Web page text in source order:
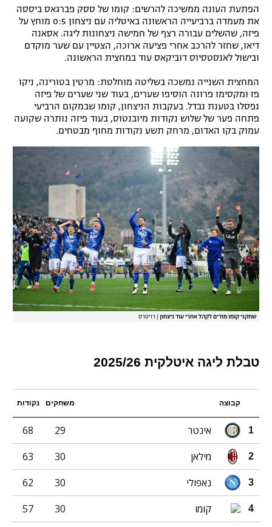
הפתעת העונה ממשיכה להרשים: קומו של ססק פברגאס ביססה
את מעמדה ברביעייה הראשונה באיטליה עם ניצחון 0:5 מוחץ על
פיזה, שהשלים עבורה רצף של חמישה ניצחונות ליגה. אסאנה
דיאו, שחזר להרכב אחרי פציעה ארוכה, הצטיין עם שער מוקדם
ובישול לאנסטסיוס דוביקאס עוד במחצית הראשונה.
המחצית השנייה נמשכה בשליטה מוחלטת: מרטין בטורינה, ניקו
פז ומקסימו פרונה הוסיפו שערים, בעוד שני שערים של פיזה
נפסלו בטענת נבדל. בעקבות הניצחון, קומו שבמקום הרביעי
פתחה פער של שלוש נקודות מיובנטוס, בעוד פיזה נותרה שקועה
עמוק בקו האדום, מרחק תשע נקודות מחוף מבטחים.
שחקני קומו מודים לקהל אחרי עוד ניצחון רויטרס
טבלת ליגה איטלקית 2025/26
קבוצה משחקים נקודות
1 אינטר 29
68
2 מילאן 30
63
3 נאפולי 30
62
4 קומו 30
57